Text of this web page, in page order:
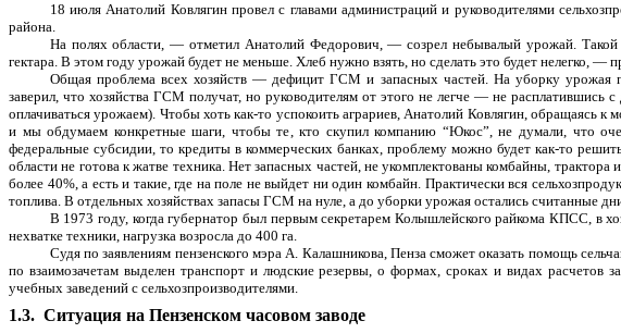
18 июля Анатолий Ковлягин провел с главами администраций и руководителями
района.
На полях области, — отметил Анатолий Федорович, — созрел небывалый урожай.
гектара. В этом году урожай будет не меньше. Хлеб нужно взять, но сделать это будет нелегко, —
Общая проблема всех хозяйств — дефицит ГСМ и запасных частей. На уборку урожая
заверил, что хозяйства ГСМ получат, но руководителям от этого не легче — не
оплачиваться урожаем). Чтобы хоть как-то успокоить аграриев, Анатолий Ковлягин, обращаясь
и мы обдумаем конкретные шаги, чтобы те, кто скупил компанию “Юкос”, не думали, что
федеральные субсидии, то кредиты в коммерческих банках, проблему можно будет как-то
области не готова к жатве техника. Нет запасных частей, не укомплектованы комбайны,
более 40%, а есть и такие, где на поле не выйдет ни один комбайн. Практически вся
топлива. В отдельных хозяйствах запасы ГСМ на нуле, а до уборки урожая остались считанные
В 1973 году, когда губернатор был первым секретарем Колышлейского райкома КПСС, в
нехватке техники, нагрузка возросла до 400 га.
Судя по заявлениям пензенского мэра А. Калашникова, Пенза сможет оказать помощь
по взаимозачетам выделен транспорт и людские резервы, о формах, сроках и видах
учебных заведений с сельхозпроизводителями.
1.3. Ситуация на Пензенском часовом заводе